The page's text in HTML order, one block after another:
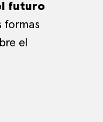
futuro
formas
el